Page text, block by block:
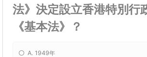
法》決定設立香港特別行
《基本法》？
A. 1949年